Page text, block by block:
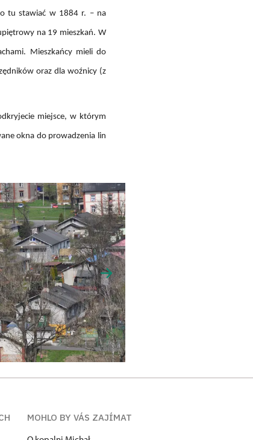
tu stawiać w 1884 r. – na
na 19 mieszkań. W
Mieszkańcy mieli do
oraz dla woźnicy (z
miejsce, w którym
okna do prowadzenia lin
MOHLO BY VÁS ZAJÍMAT